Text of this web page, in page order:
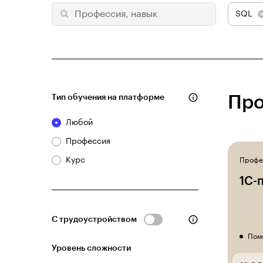
SQL
Тип обучения на платформе
Любой
Профессия
Курс
С трудоустройством
Уровень сложности
1С-